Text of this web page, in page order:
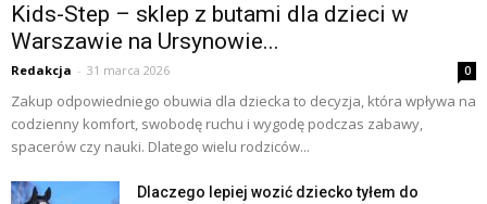
Kids-Step – sklep z butami dla dzieci w
Warszawie na Ursynowie...
Redakcja - 31 marca 2026 0
Zakup odpowiedniego obuwia dla dziecka to decyzja, która wpływa na
codzienny komfort, swobodę ruchu i wygodę podczas zabawy,
spacerów czy nauki. Dlatego wielu rodziców...
Dlaczego lepiej wozić dziecko tyłem do